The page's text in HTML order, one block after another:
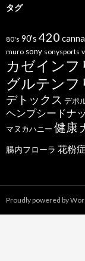
タグ
80's 90's 420
muro sony sonysports
カゼインフ
グルテンフ
デトックス デポ
ヘンプシードナ
マヌカハニー 健康
腸内フローラ 花粉症
Proudly powered by